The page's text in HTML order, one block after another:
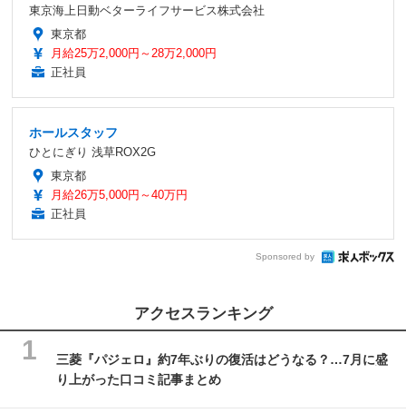
東京海上日動ベターライフサービス株式会社
東京都
月給25万2,000円～28万2,000円
正社員
ホールスタッフ
ひとにぎり 浅草ROX2G
東京都
月給26万5,000円～40万円
正社員
Sponsored by
アクセスランキング
三菱『パジェロ』約7年ぶりの復活はどうなる？…7月に盛
り上がった口コミ記事まとめ